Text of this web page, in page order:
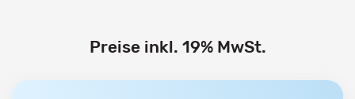
Preise inkl. 19% MwSt.